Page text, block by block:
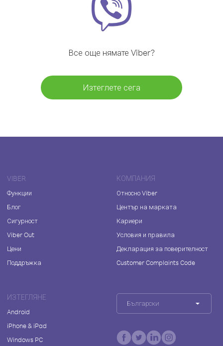
Все още нямате Viber?
Изтеглете сега
VIBER
Функции
Блог
Сигурност
Viber Out
Цени
Поддръжка
КОМПАНИЯ
Относно Viber
Център на марката
Кариери
Условия и правила
Декларация за поверителност
Customer Complaints Code
ИЗТЕГЛЯНЕ
Android
iPhone & iPad
Windows PC
Български